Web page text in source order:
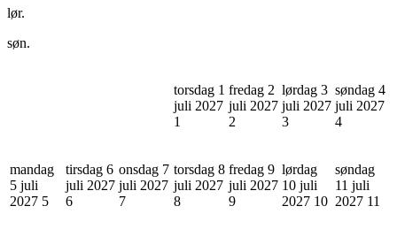
lør.
søn.
torsdag 1
juli 2027
1
fredag 2
juli 2027
2
lørdag 3
juli 2027
3
søndag 4
juli 2027
4
mandag
5 juli
2027 5
tirsdag 6
juli 2027
6
onsdag 7
juli 2027
7
torsdag 8
juli 2027
8
fredag 9
juli 2027
9
lørdag
10 juli
2027 10
søndag
11 juli
2027 11